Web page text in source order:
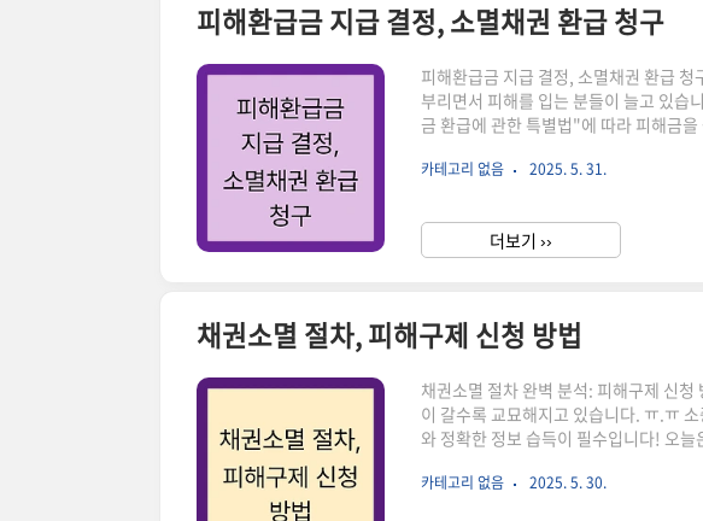
피해환급금 지급 결정, 소멸채권 환급 청구
피해환급금 지급 결정, 소멸채권 환급
부리면서 피해를 입는 분들이 늘고 있습
금 환급에 관한 특별법"에 따라 피해금
급: 내 돈을 돌려받는 과정!피해환급금
우, 복잡한 계산식을 거쳐 결정됩니다.
액이 환급금으로 결정되죠. 만약 총 피
카테고리 없음 2025. 5. 31.
더보기 ››
채권소멸 절차, 피해구제 신청 방법
채권소멸 절차 완벽 분석: 피해구제 신
이 갈수록 교묘해지고 있습니다. ㅠ.ㅠ
와 정확한 정보 습득이 필수입니다! 오
융회사(은행, 증권사 등)는 지급정지 조
카테고리 없음 2025. 5. 30.